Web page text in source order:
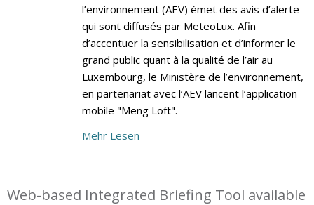
l’environnement (AEV) émet des avis d’alerte
qui sont diffusés par MeteoLux. Afin
d’accentuer la sensibilisation et d’informer le
grand public quant à la qualité de l’air au
Luxembourg, le Ministère de l’environnement,
en partenariat avec l’AEV lancent l’application
mobile "Meng Loft".
Mehr Lesen
Web-based Integrated Briefing Tool available